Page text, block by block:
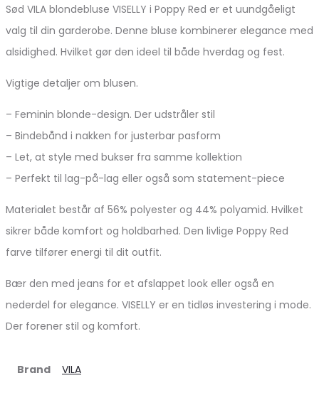
Sød VILA blondebluse VISELLY i Poppy Red er et uundgåeligt
valg til din garderobe. Denne bluse kombinerer elegance med
alsidighed. Hvilket gør den ideel til både hverdag og fest.
Vigtige detaljer om blusen.
– Feminin blonde-design. Der udstråler stil
– Bindebånd i nakken for justerbar pasform
– Let, at style med bukser fra samme kollektion
– Perfekt til lag-på-lag eller også som statement-piece
Materialet består af 56% polyester og 44% polyamid. Hvilket
sikrer både komfort og holdbarhed. Den livlige Poppy Red
farve tilfører energi til dit outfit.
Bær den med jeans for et afslappet look eller også en
nederdel for elegance. VISELLY er en tidløs investering i mode.
Der forener stil og komfort.
Brand VILA